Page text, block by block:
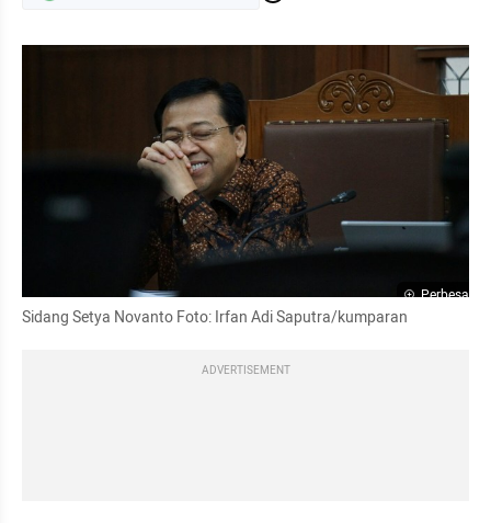
Perbesar
Sidang Setya Novanto Foto: Irfan Adi Saputra/kumparan
ADVERTISEMENT